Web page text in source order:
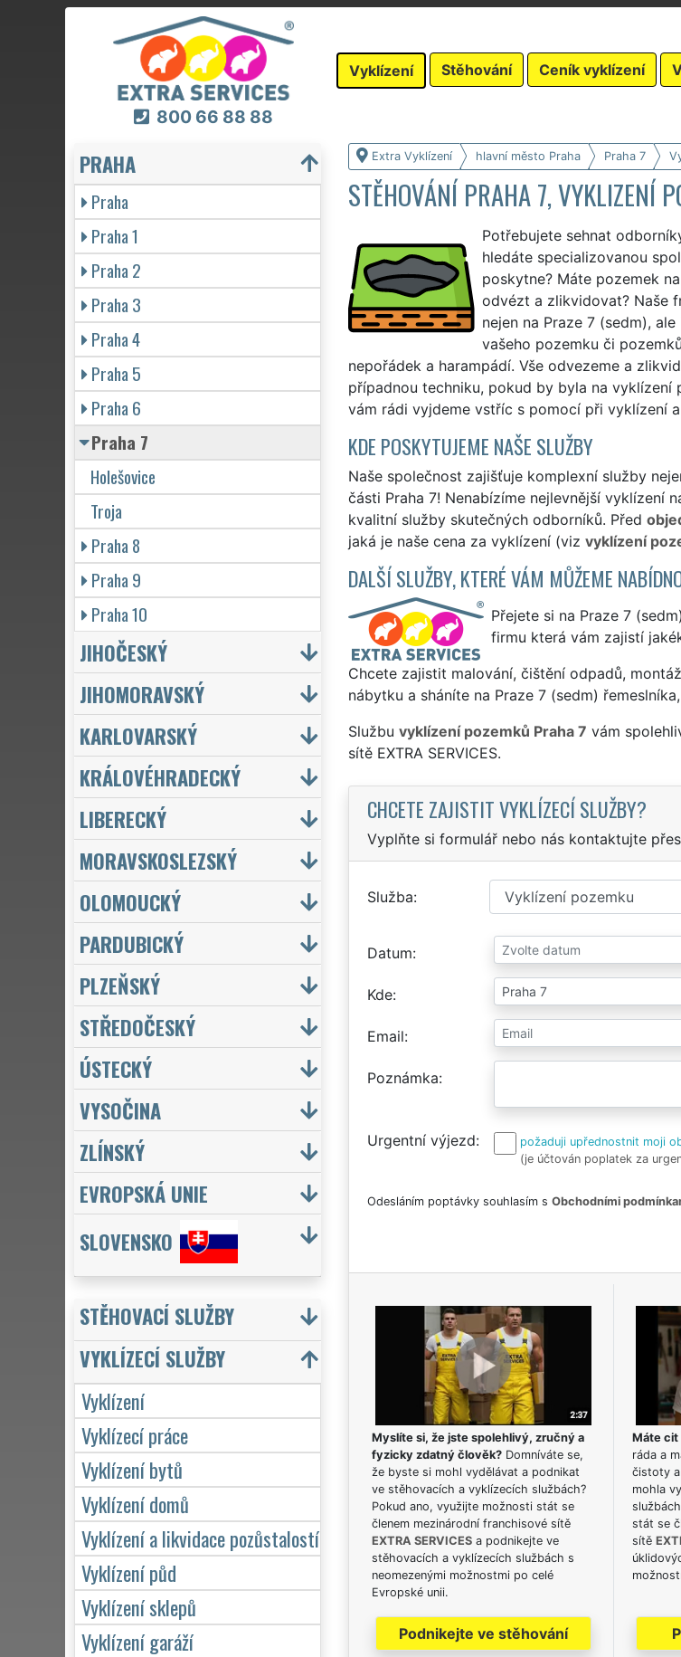
800 66 88 88
Vyklízení Stěhování Ceník vyklízení
Extra Vyklízení hlavní město Praha Praha 7
STĚHOVÁNÍ PRAHA 7, VYKLIZENÍ
Potřebujete sehnat
hledáte specializovanou
poskytne? Máte pozemek
odvézt a zlikvidovat? Naše
nejen na Praze 7 (sedm),
vašeho pozemku či
nepořádek a harampádí. Vše odvezeme a
případnou techniku, pokud by byla na vyklízení
vám rádi vyjdeme vstříc s pomocí při vyklízení
KDE POSKYTUJEME NAŠE SLUŽBY
Naše společnost zajišťuje komplexní služby
části Praha 7! Nenabízíme nejlevnější vyklízení
kvalitní služby skutečných odborníků. Před
jaká je naše cena za vyklízení (viz vyklízení
DALŠÍ SLUŽBY, KTERÉ VÁM MŮŽEME
Přejete si na Praze 7
firmu která vám zajistí
Chcete zajistit malování, čištění odpadů,
nábytku a sháníte na Praze 7 (sedm)
Službu vyklízení pozemků Praha 7 vám
sítě EXTRA SERVICES.
CHCETE ZAJISTIT VYKLÍZECÍ SLUŽBY?
Vyplňte si formulář nebo nás kontaktujte přes
Služba
Datum
Kde
Email
Poznámka
Urgentní výjezd
požaduji upřednostnit moji
(je účtován poplatek za
Odesláním poptávky souhlasím s Obchodními
Myslíte si, že jste spolehlivý, zručný a
fyzicky zdatný člověk?Domníváte se,
že byste si mohl vydělávat a podnikat
ve stěhovacích a vyklízecích službách?
Pokud ano, využijte možnosti stát se
členem mezinárodní franchisové sítě
EXTRA SERVICESa podnikejte ve
stěhovacích a vyklízecích službách s
neomezenými možnostmi po celé
Evropské unii.
Podnikejte ve stěhování
Máte cit
ráda a
čistoty
mohla
stát se
sítě
PRAHA
Praha
Praha 1
Praha 2
Praha 3
Praha 4
Praha 5
Praha 6
Praha 7
Holešovice
Troja
Praha 8
Praha 9
Praha 10
JIHOČESKÝ
JIHOMORAVSKÝ
KARLOVARSKÝ
KRÁLOVÉHRADECKÝ
LIBERECKÝ
MORAVSKOSLEZSKÝ
OLOMOUCKÝ
PARDUBICKÝ
PLZEŇSKÝ
STŘEDOČESKÝ
ÚSTECKÝ
VYSOČINA
ZLÍNSKÝ
EVROPSKÁ UNIE
SLOVENSKO
STĚHOVACÍ SLUŽBY
VYKLÍZECÍ SLUŽBY
Vyklízení
Vyklízecí práce
Vyklízení bytů
Vyklízení domů
Vyklízení a likvidace pozůstalostí
Vyklízení půd
Vyklízení sklepů
Vyklízení garáží